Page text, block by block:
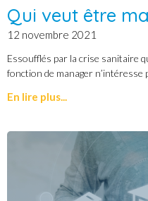
Qui veut être
12 novembre 2021
Essoufflés par la crise sanitaire
fonction de manager n’intéresse
En lire plus...